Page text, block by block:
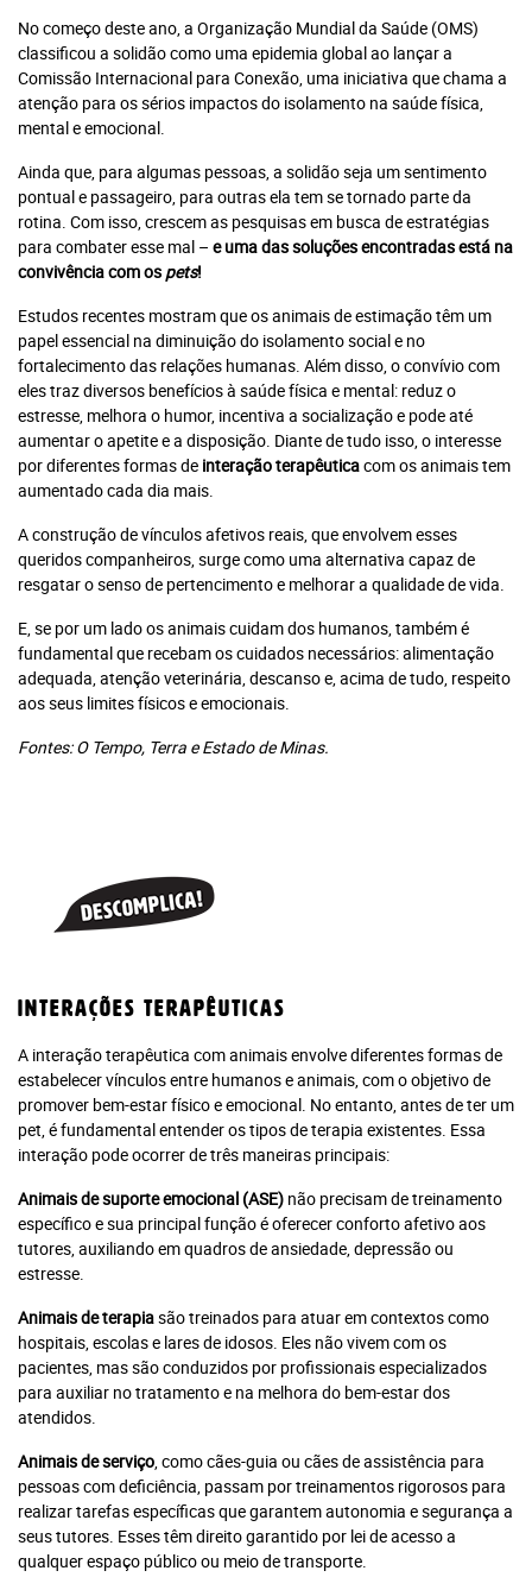
No começo deste ano, a Organização Mundial da Saúde (OMS)
classificou a solidão como uma epidemia global ao lançar a
Comissão Internacional para Conexão, uma iniciativa que chama a
atenção para os sérios impactos do isolamento na saúde física,
mental e emocional.
Ainda que, para algumas pessoas, a solidão seja um sentimento
pontual e passageiro, para outras ela tem se tornado parte da
rotina. Com isso, crescem as pesquisas em busca de estratégias
para combater esse mal – e uma das soluções encontradas está na
convivência com os pets!
Estudos recentes mostram que os animais de estimação têm um
papel essencial na diminuição do isolamento social e no
fortalecimento das relações humanas. Além disso, o convívio com
eles traz diversos benefícios à saúde física e mental: reduz o
estresse, melhora o humor, incentiva a socialização e pode até
aumentar o apetite e a disposição. Diante de tudo isso, o interesse
por diferentes formas de interação terapêuticacom os animais tem
aumentado cada dia mais.
A construção de vínculos afetivos reais, que envolvem esses
queridos companheiros, surge como uma alternativa capaz de
resgatar o senso de pertencimento e melhorar a qualidade de vida.
E, se por um lado os animais cuidam dos humanos, também é
fundamental que recebam os cuidados necessários: alimentação
adequada, atenção veterinária, descanso e, acima de tudo, respeito
aos seus limites físicos e emocionais.
Fontes: O Tempo, Terra e Estado de Minas.
Interações terapêuticas
A interação terapêutica com animais envolve diferentes formas de
estabelecer vínculos entre humanos e animais, com o objetivo de
promover bem-estar físico e emocional. No entanto, antes de ter um
pet, é fundamental entender os tipos de terapia existentes. Essa
interação pode ocorrer de três maneiras principais:
Animais de suporte emocional (ASE) não precisam de treinamento
específico e sua principal função é oferecer conforto afetivo aos
tutores, auxiliando em quadros de ansiedade, depressão ou
estresse.
Animais de terapiasão treinados para atuar em contextos como
hospitais, escolas e lares de idosos. Eles não vivem com os
pacientes, mas são conduzidos por profissionais especializados
para auxiliar no tratamento e na melhora do bem-estar dos
atendidos.
Animais de serviço, como cães-guia ou cães de assistência para
pessoas com deficiência, passam por treinamentos rigorosos para
realizar tarefas específicas que garantem autonomia e segurança a
seus tutores. Esses têm direito garantido por lei de acesso a
qualquer espaço público ou meio de transporte.